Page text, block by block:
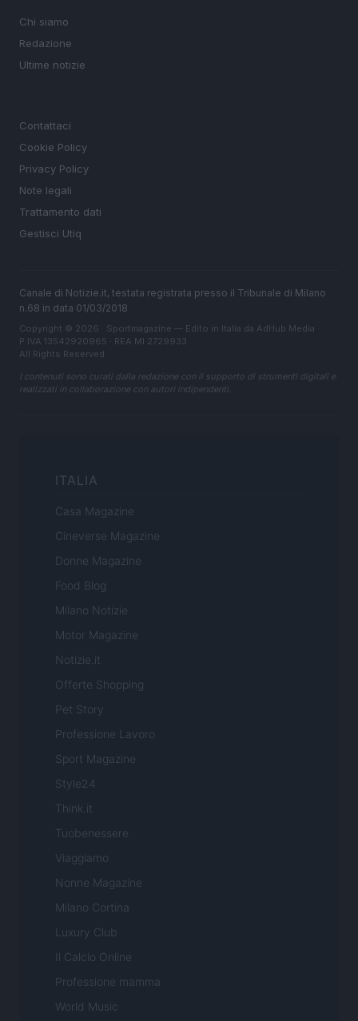
Chi siamo
Redazione
Ultime notizie
Contattaci
Cookie Policy
Privacy Policy
Note legali
Trattamento dati
Gestisci Utiq
Canale di Notizie.it, testata registrata presso il Tribunale di Milano
n.68 in data 01/03/2018
Copyright © 2026 · Sportmagazine — Edito in Italia da AdHub Media
P.IVA 13542920965 · REA MI 2729933
All Rights Reserved
I contenuti sono curati dalla redazione con il supporto di strumenti digitali e
realizzati in collaborazione con autori indipendenti.
ITALIA
Casa Magazine
Cineverse Magazine
Donne Magazine
Food Blog
Milano Notizie
Motor Magazine
Notizie.it
Offerte Shopping
Pet Story
Professione Lavoro
Sport Magazine
Style24
Think.it
Tuobenessere
Viaggiamo
Nonne Magazine
Milano Cortina
Luxury Club
Il Calcio Online
Professione mamma
World Music